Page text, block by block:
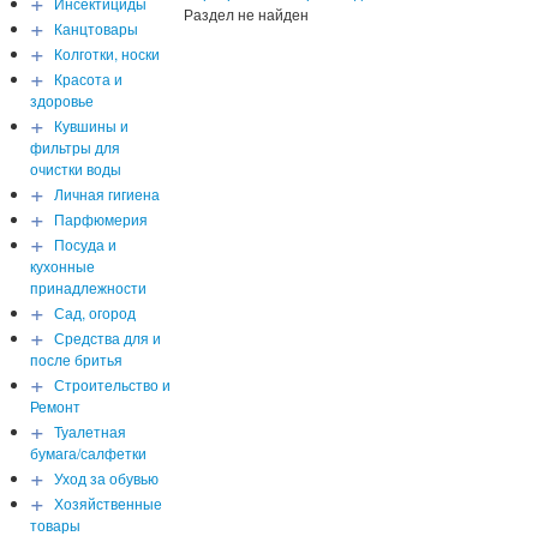
+ Канцтовары
+ Колготки, носки
+ Красота и
здоровье
+ Кувшины и
фильтры для
очистки воды
+ Личная гигиена
+ Парфюмерия
+ Посуда и
кухонные
принадлежности
+ Сад, огород
+ Средства для и
после бритья
+ Строительство и
Ремонт
+ Туалетная
бумага/салфетки
+ Уход за обувью
+ Хозяйственные
товары
Раздел не найден